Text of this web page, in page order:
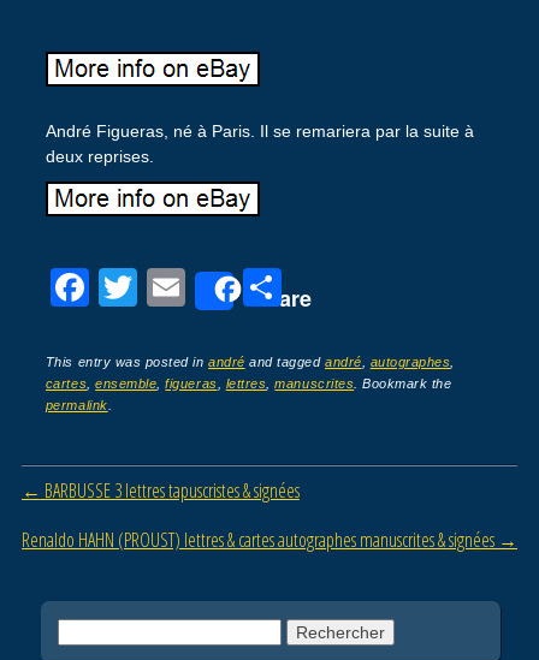
André Figueras, né à Paris. Il se remariera par la suite à
deux reprises.
F
c
e
o
k
T
tt
er
E
ail
Share
P
ta
g
This entry was posted inandré and tagged andré autographes
cartes ,ensemble ,figueras lettres ,manuscrites . Bookmark the
permalink
Post navigation
← BARBUSSE 3 lettres tapuscristes & signées
Renaldo HAHN (PROUST) lettres & cartes autographes manuscrites & signées →